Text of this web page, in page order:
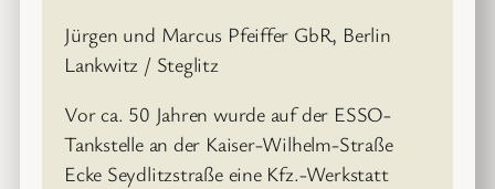
Jürgen und Marcus Pfeiffer GbR, Berlin
Lankwitz / Steglitz
Vor ca. 50 Jahren wurde auf der ESSO-
Tankstelle an der Kaiser-Wilhelm-Straße
Ecke Seydlitzstraße eine Kfz.-Werkstatt